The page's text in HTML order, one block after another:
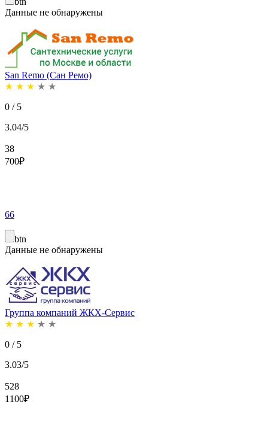
Данные не обнаружены
San Remo (Сан Ремо)
★ ★ ★ ★ ★
0 / 5
3.04/5
38
700₽
66
btn
Данные не обнаружены
Группа компаний ЖКХ-Сервис
★ ★ ★ ★ ★
0 / 5
3.03/5
528
1100₽